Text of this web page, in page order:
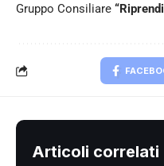
Gruppo Consiliare
Articoli correlati